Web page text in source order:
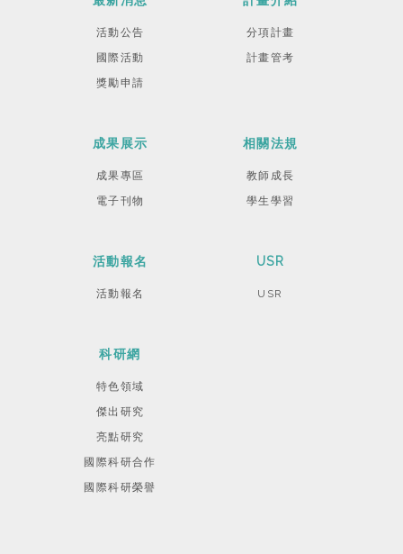
活動公告
國際活動
獎勵申請
分項計畫
計畫管考
成果展示
成果專區
電子刊物
相關法規
教師成長
學生學習
活動報名
活動報名
USR
USR
科研網
特色領域
傑出研究
亮點研究
國際科研合作
國際科研榮譽